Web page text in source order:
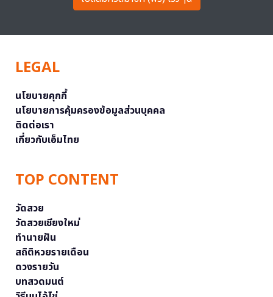
LEGAL
นโยบายคุกกี้
นโยบายการคุ้มครองข้อมูลส่วนบุคคล
ติดต่อเรา
เกี่ยวกับเอ็มไทย
TOP CONTENT
วัดสวย
วัดสวยเชียงใหม่
ทำนายฝัน
สถิติหวยรายเดือน
ดวงรายวัน
บทสวดมนต์